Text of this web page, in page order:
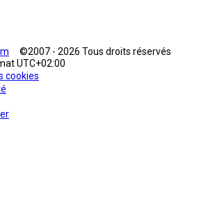
©2007 - 2026 Tous droits réservés
UTC+02:00
cookies